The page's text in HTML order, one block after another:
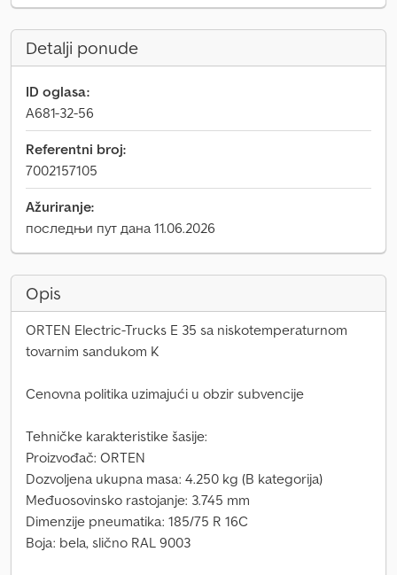
Detalji ponude
ID oglasa:
A681-32-56
Referentni broj:
7002157105
Ažuriranje:
последњи пут дана 11.06.2026
Opis
ORTEN Electric-Trucks E 35 sa niskotemperaturnom
tovarnim sandukom K
Cenovna politika uzimajući u obzir subvencije
Tehničke karakteristike šasije:
Proizvođač: ORTEN
Dozvoljena ukupna masa: 4.250 kg (B kategorija)
Međuosovinsko rastojanje: 3.745 mm
Dimenzije pneumatika: 185/75 R 16C
Boja: bela, slično RAL 9003